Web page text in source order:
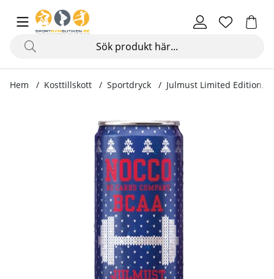
Hem Kosttillskott Sportdryck Julmust Limited Edition,